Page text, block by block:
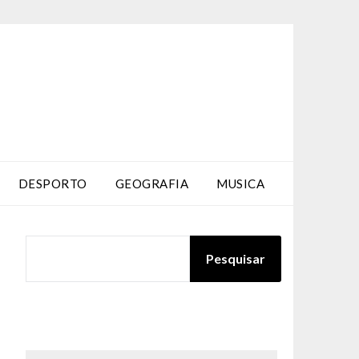
DESPORTO GEOGRAFIA MUSICA
Pesquisar